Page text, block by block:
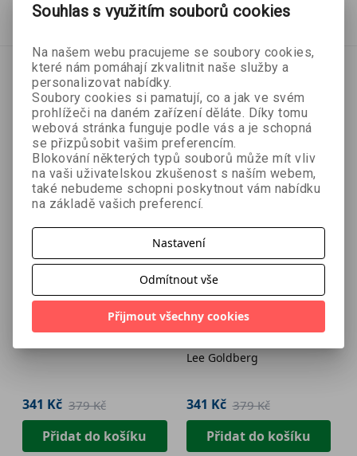
Přidat do košíku Přidat do košíku
- 10 %
341 Kč 379 Kč
Přidat do košíku
- 10 %
Lost Hills: Masakr v
Lee Goldberg
341 Kč 379 Kč
Přidat do košíku
Souhlas s využitím souborů cookies
Na našem webu pracujeme se soubory cookies,
které nám pomáhají zkvalitnit naše služby a
personalizovat nabídky.
Soubory cookies si pamatují, co a jak ve svém
prohlížeči na daném zařízení děláte. Díky tomu
webová stránka funguje podle vás a je schopná
se přizpůsobit vašim preferencím.
Blokování některých typů souborů může mít vliv
na vaši uživatelskou zkušenost s naším webem,
také nebudeme schopni poskytnout vám nabídku
na základě vašich preferencí.
Nastavení
Odmítnout vše
Přijmout všechny cookies